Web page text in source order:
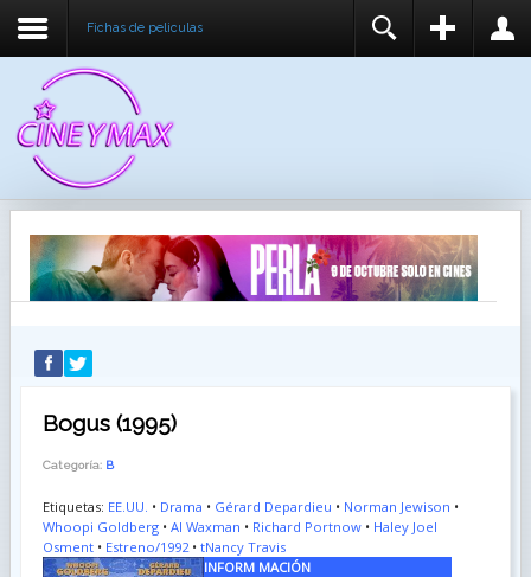
Fichas de peliculas
RECUÉRDEME
IDENTIFICARSE
REGISTER
Bogus (1995)
Categoría: B
Etiquetas: EE.UU. • Drama • Gérard Depardieu • Norman Jewison •
Whoopi Goldberg• Al Waxman • Richard Portnow• Haley Joel
Osment• Estreno/1992• tNancy Travis
INFORM MACIÓN